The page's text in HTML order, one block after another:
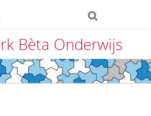
Bèta Onderwijs